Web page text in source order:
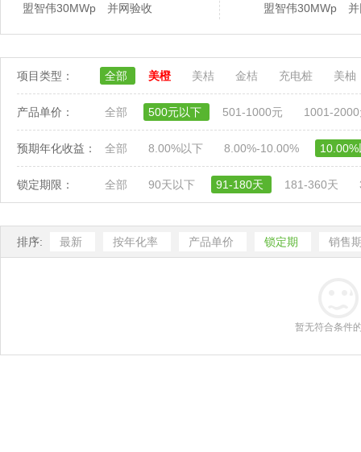
盟智伟30MWp 并网验收
盟智伟30MWp 并
项目类型： 全部 美橙 美桔 金桔 充电桩 美柚
产品单价： 全部 500元以下 501-1000元 1001-
预期年化收益： 全部 8.00%以下 8.00%-10.00%
锁定期限： 全部 90天以下 91-180天 181-360天
排序: 最新 按年化率 产品单价 锁定期 销售
暂无符合条件